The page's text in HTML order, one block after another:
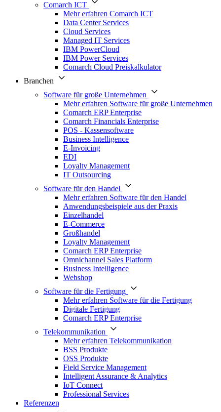
Comarch ICT
Mehr erfahren Comarch ICT
Data Center Services
Cloud Services
Managed IT Services
IBM PowerCloud
IBM Power Services
Comarch Cloud Preiskalkulator
Branchen
Software für große Unternehmen
Mehr erfahren Software für große Unternehmen
Comarch ERP Enterprise
Comarch Financials Enterprise
POS - Kassensoftware
Business Intelligence
E-Invoicing
EDI
Loyalty Management
IT Outsourcing
Software für den Handel
Mehr erfahren Software für den Handel
Anwendungsbeispiele aus der Praxis
Einzelhandel
E-Commerce
Großhandel
Loyalty Management
Comarch ERP Enterprise
Omnichannel Sales Platform
Business Intelligence
Webshop
Software für die Fertigung
Mehr erfahren Software für die Fertigung
Digitale Fertigung
Comarch ERP Enterprise
Telekommunikation
Mehr erfahren Telekommunikation
BSS Produkte
OSS Produkte
Field Service Management
Intelligent Assurance & Analytics
IoT Connect
Professional Services
Referenzen